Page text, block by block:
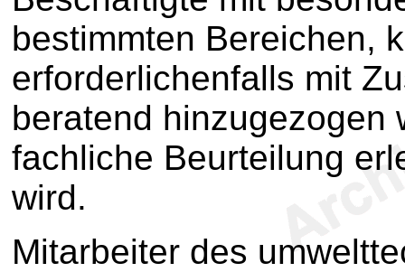
bestimmten Bereichen,
erforderlichenfalls mit
beratend hinzugezogen
fachliche Beurteilung
wird.
Mitarbeiter des